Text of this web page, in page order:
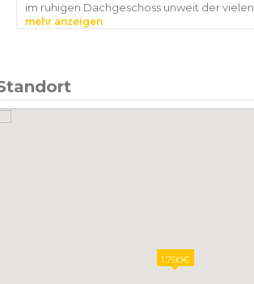
im ruhigen Dachgeschoss unweit der vielen
mehr anzeigen
1.790€